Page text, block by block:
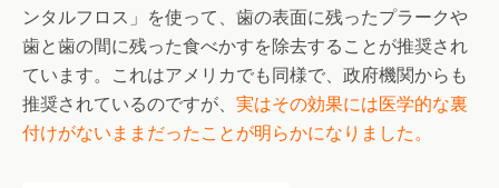
ンタルフロス」を使って、歯の表面に残ったプラークや
歯と歯の間に残った食べかすを除去することが推奨され
ています。これはアメリカでも同様で、政府機関からも
推奨されているのですが、 実はその効果には医学的な裏
付けがないままだったことが明らかになりました。